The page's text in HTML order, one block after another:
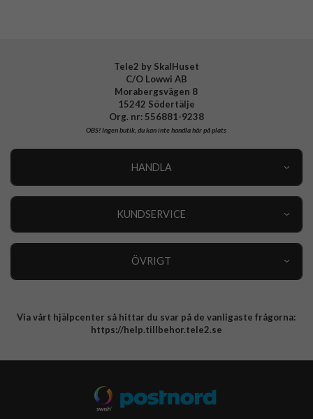
Tele2 by SkalHuset
C/O Lowwi AB
Morabergsvägen 8
15242 Södertälje
Org. nr: 556881-9238
OBS!Ingen butik, du kan inte handla här på plats
HANDLA
KUNDSERVICE
ÖVRIGT
Integritetspolicy
Via vårt hjälpcenter så hittar du svar på de vanligaste frågorna:
https://help.tillbehor.tele2.se